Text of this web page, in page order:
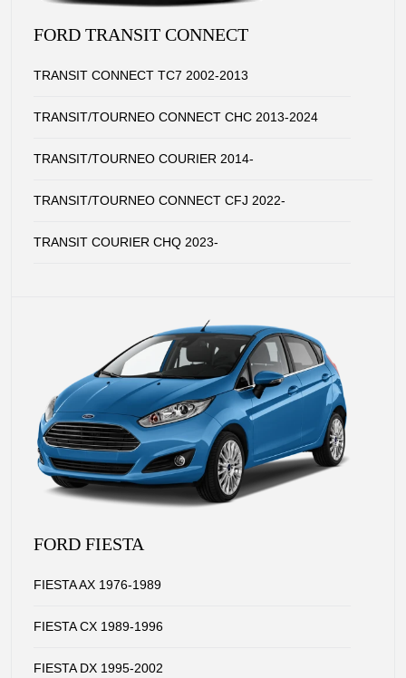
FORD TRANSIT CONNECT
TRANSIT CONNECT TC7 2002-2013
TRANSIT/TOURNEO CONNECT CHC 2013-2024
TRANSIT/TOURNEO COURIER 2014-
TRANSIT/TOURNEO CONNECT CFJ 2022-
TRANSIT COURIER CHQ 2023-
FORD FIESTA
FIESTA AX 1976-1989
FIESTA CX 1989-1996
FIESTA DX 1995-2002